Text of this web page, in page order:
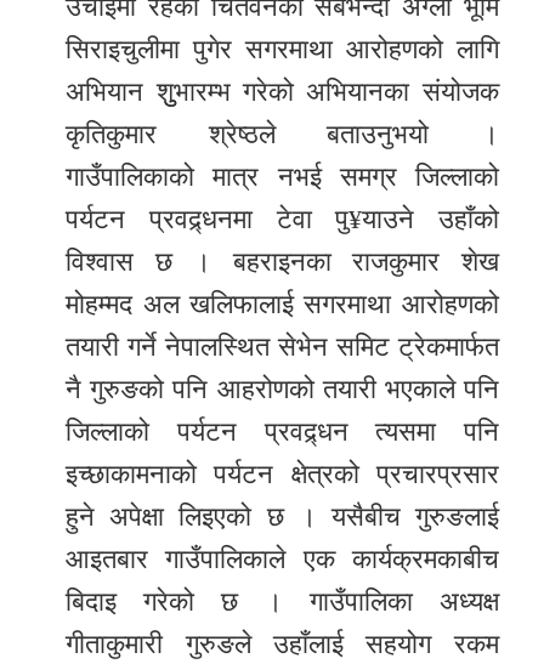
उचाइमा रहेको चितवनको सबैभन्दा अग्लो भूमि
सिराइचुलीमा पुगेर सगरमाथा आरोहणको लागि
अभियान शुुभारम्भ गरेको अभियानका संयोजक
कृतिकुमार श्रेष्ठले बताउनुभयो ।
गाउँपालिकाको मात्र नभई समग्र जिल्लाको
पर्यटन प्रवद्र्धनमा टेवा पु¥याउने उहाँको
विश्वास छ । बहराइनका राजकुमार शेख
मोहम्मद अल खलिफालाई सगरमाथा आरोहणको
तयारी गर्ने नेपालस्थित सेभेन समिट ट्रेकमार्फत
नै गुरुङको पनि आहरोणको तयारी भएकाले पनि
जिल्लाको पर्यटन प्रवद्र्धन त्यसमा पनि
इच्छाकामनाको पर्यटन क्षेत्रको प्रचारप्रसार
हुने अपेक्षा लिइएको छ । यसैबीच गुरुङलाई
आइतबार गाउँपालिकाले एक कार्यक्रमकाबीच
बिदाइ गरेको छ । गाउँपालिका अध्यक्ष
गीताकुमारी गुरुङले उहाँलाई सहयोग रकम